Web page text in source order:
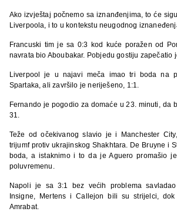
Ako izvještaj počnemo sa iznanđenjima, to će
Liverpoola, i to u kontekstu neugodnog
Francuski tim je sa 0:3 kod kuće poražen od
navrata bio Aboubakar. Pobjedu gostiju zapečatio
Liverpool je u najavi meča imao tri boda na
Spartaka, ali završilo je neriješeno, 1:1.
Fernando je pogodio za domaće u 23. minuti, da
31.
Teže od očekivanog slavio je i Manchester
trijumf protiv ukrajinskog Shakhtara. De Bruyne i
boda, a istaknimo i to da je Aguero promašio
poluvremenu.
Napoli je sa 3:1 bez većih problema savladao
Insigne, Mertens i Callejon bili su strijelci,
Amrabat.